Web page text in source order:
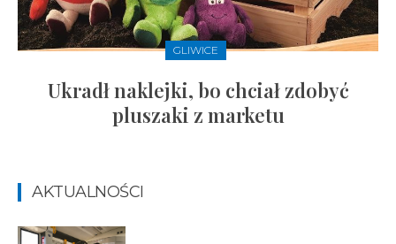
GLIWICE
Ukradł naklejki, bo chciał zdobyć
pluszaki z marketu
AKTUALNOŚCI